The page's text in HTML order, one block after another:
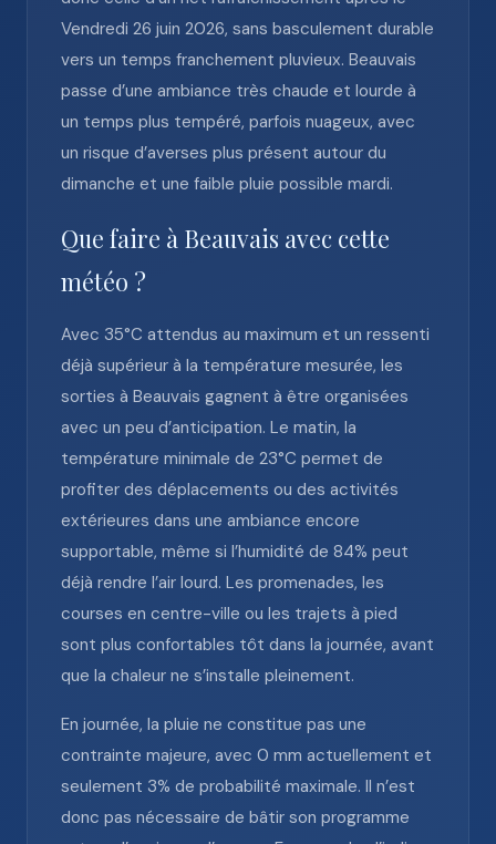
Vendredi 26 juin 2026, sans basculement durable
vers un temps franchement pluvieux. Beauvais
passe d’une ambiance très chaude et lourde à
un temps plus tempéré, parfois nuageux, avec
un risque d’averses plus présent autour du
dimanche et une faible pluie possible mardi.
Que faire à Beauvais avec cette
météo ?
Avec 35°C attendus au maximum et un ressenti
déjà supérieur à la température mesurée, les
sorties à Beauvais gagnent à être organisées
avec un peu d’anticipation. Le matin, la
température minimale de 23°C permet de
profiter des déplacements ou des activités
extérieures dans une ambiance encore
supportable, même si l’humidité de 84% peut
déjà rendre l’air lourd. Les promenades, les
courses en centre-ville ou les trajets à pied
sont plus confortables tôt dans la journée, avant
que la chaleur ne s’installe pleinement.
En journée, la pluie ne constitue pas une
contrainte majeure, avec 0 mm actuellement et
seulement 3% de probabilité maximale. Il n’est
donc pas nécessaire de bâtir son programme